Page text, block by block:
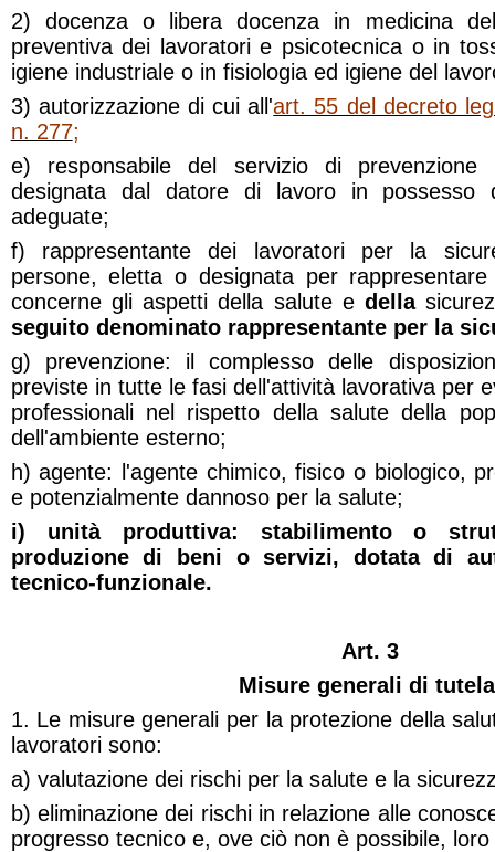
2) docenza o libera docenza in medicina
preventiva dei lavoratori e psicotecnica o in
igiene industriale o in fisiologia ed igiene del
3) autorizzazione di cui all'art. 55 del decreto
n. 277;
e) responsabile del servizio di prevenzione
designata dal datore di lavoro in possesso
adeguate;
f) rappresentante dei lavoratori per la
persone, eletta o designata per
concerne gli aspetti della salute edella
seguito denominato rappresentante per la
g) prevenzione: il complesso delle
previste in tutte le fasi dell'attività lavorativa per
professionali nel rispetto della salute della
dell'ambiente esterno;
h) agente: l'agente chimico, fisico o biologico,
e potenzialmente dannoso per la salute;
i) unità produttiva: stabilimento o
produzione di beni o servizi, dotata di
tecnico-funzionale.
Art. 3
Misure generali di
1. Le misure generali per la protezione della
lavoratori sono:
a) valutazione dei rischi per la salute e la
b) eliminazione dei rischi in relazione alle
progresso tecnico e, ove ciò non è possibile,